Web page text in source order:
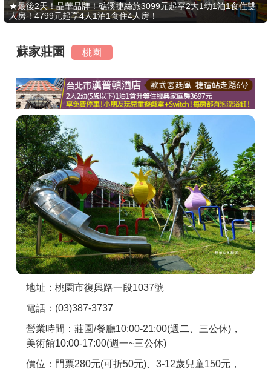
最新消息
最新留言
商家合作
推薦景點
討論區
聯絡我們
APP下載
★最後2天！晶華品牌！礁溪捷絲旅3099元起享2大1幼1泊1食住雙
人房！4799元起享4人1泊1食住4人房！
蘇家莊園 桃園
地址：桃園市復興路一段1037號
電話：(03)387-3737
營業時間：莊園/餐廳10:00-21:00(週二、三公休)，
美術館10:00-17:00(週一~三公休)
價位：門票280元(可折50元)、3-12歲兒童150元，